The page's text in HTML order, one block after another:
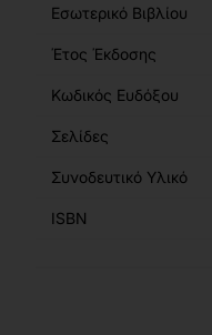
Εσωτερικό Βιβλίου
Έτος Έκδοσης
Κωδικός Ευδόξου
Σελίδες
Συνοδευτικό Υλικό
ISBN